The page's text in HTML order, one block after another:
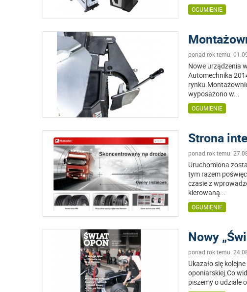
OGUMIENIE
ponad rok temu
Nowe urządzenia
Automechnika
wyposażono w...
OGUMIENIE
Strona
ponad rok temu
Uruchomiona
tym razem
czasie z
kierowaną...
OGUMIENIE
Nowy
ponad rok temu
Ukazało się
oponiarskiej.Co
piszemy o udziale